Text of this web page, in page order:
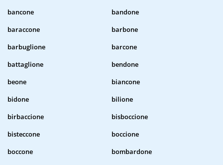
bancone
bandone
baraccone
barbone
barbuglione
barcone
battaglione
bendone
beone
biancone
bidone
bilione
birbaccione
bisboccione
bisteccone
boccione
boccone
bombardone